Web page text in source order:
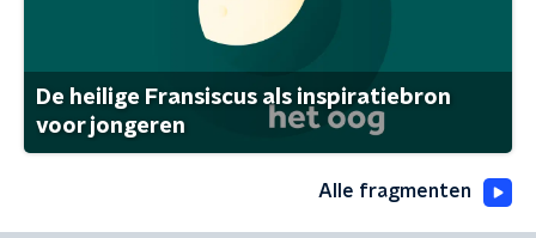
De heilige Fransiscus als inspiratiebron
voor jongeren
Alle fragmenten